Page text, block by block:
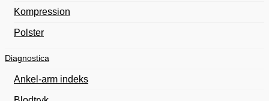
Kompression
Polster
Diagnostica
Ankel-arm indeks